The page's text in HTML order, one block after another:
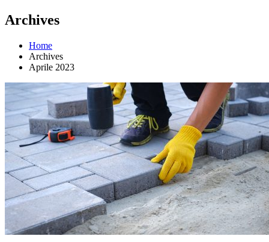
Archives
Home
Archives
Aprile 2023